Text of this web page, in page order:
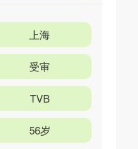
上海
受审
TVB
56岁